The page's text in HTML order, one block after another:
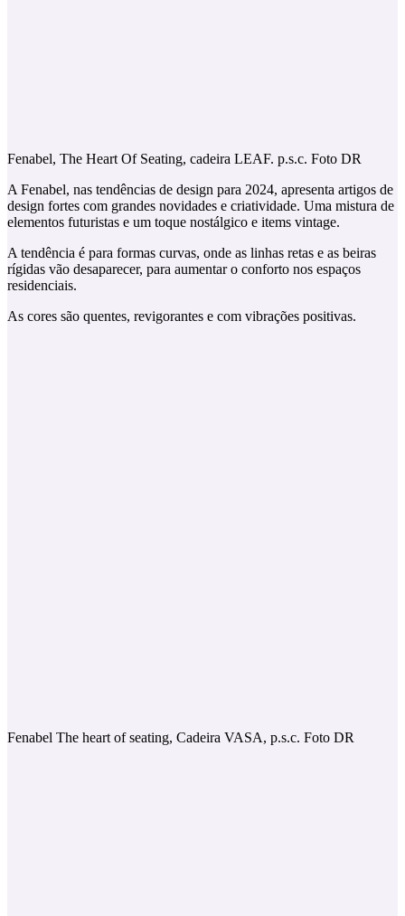
Fenabel, The Heart Of Seating, cadeira LEAF. p.s.c. Foto DR
A Fenabel, nas tendências de design para 2024, apresenta artigos de
design fortes com grandes novidades e criatividade. Uma mistura de
elementos futuristas e um toque nostálgico e items vintage.
A tendência é para formas curvas, onde as linhas retas e as beiras
rígidas vão desaparecer, para aumentar o conforto nos espaços
residenciais.
As cores são quentes, revigorantes e com vibrações positivas.
Fenabel The heart of seating, Cadeira VASA, p.s.c. Foto DR